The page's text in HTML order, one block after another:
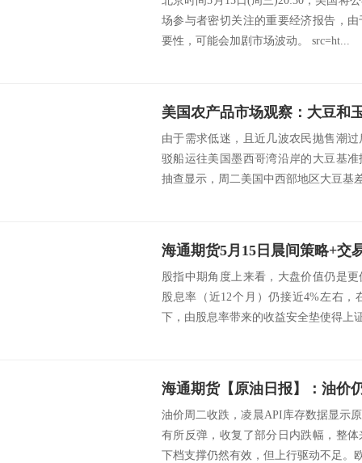
场参与者密切关注的重要经济报告，
要性，可能会加剧市场波动。 src=ht...
由于需求低迷，且近几波农民抛售潮
驳船运往美国墨西哥湾沿岸的大豆基
抽查显示，周二美国中西部地区大豆基
海通期货5月15日晨间策略+交
股指中期角度上来看，大盘价值仍是
股息率（近12个月）仍接近4%左右
下，由股息率带来的收益安全垫使得上
海通期货【原油日报】：油价
油价周二收跌，凌晨API库存数据显示
有所反弹，收复了部分日内跌幅，整
下档支撑仍然有效，但上行驱动不足。